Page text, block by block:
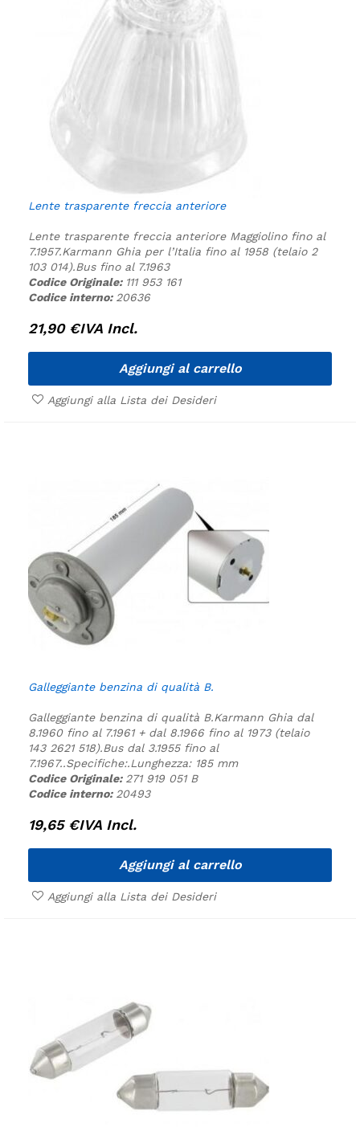
Lente trasparente freccia anteriore
Lente trasparente freccia anteriore Maggiolino fino al
7.1957.Karmann Ghia per l’Italia fino al 1958 (telaio 2
103 014).Bus fino al 7.1963
Codice Originale: 111 953 161
Codice interno: 20636
21,90 €IVA Incl.
Aggiungi al carrello
Aggiungi alla Lista dei Desideri
Galleggiante benzina di qualità B.
Galleggiante benzina di qualità B.Karmann Ghia dal
8.1960 fino al 7.1961 + dal 8.1966 fino al 1973 (telaio
143 2621 518).Bus dal 3.1955 fino al
7.1967..Specifiche:.Lunghezza: 185 mm
Codice Originale: 271 919 051 B
Codice interno: 20493
19,65 €IVA Incl.
Aggiungi al carrello
Aggiungi alla Lista dei Desideri